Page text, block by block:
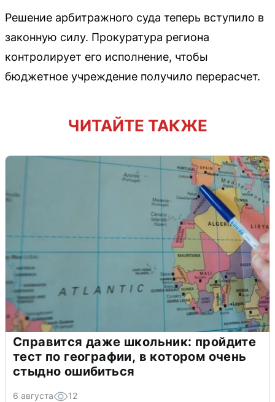
Решение арбитражного суда теперь вступило в
законную силу. Прокуратура региона
контролирует его исполнение, чтобы
бюджетное учреждение получило перерасчет.
ЧИТАЙТЕ ТАКЖЕ
Справится даже школьник: пройдите
тест по географии, в котором очень
стыдно ошибиться
6 августа 12